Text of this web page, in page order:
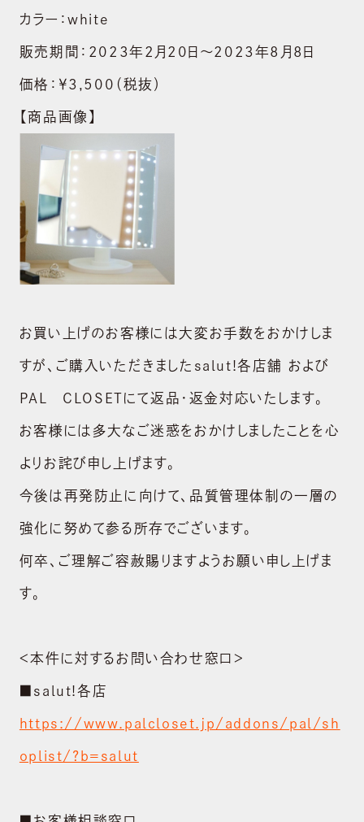
カラー：white
販売期間：2023年2月20日～2023年8月8日
価格：￥3,500（税抜）
【商品画像】
お買い上げのお客様には大変お手数をおかけしま
すが、ご購入いただきましたsalut!各店舗 および
PAL CLOSETにて返品・返金対応いたします。
お客様には多大なご迷惑をおかけしましたことを心
よりお詫び申し上げます。
今後は再発防止に向けて、品質管理体制の一層の
強化に努めて参る所存でございます。
何卒、ご理解ご容赦賜りますようお願い申し上げま
す。
＜本件に対するお問い合わせ窓口＞
■salut!各店
https://www.palcloset.jp/addons/pal/sh
oplist/?b=salut